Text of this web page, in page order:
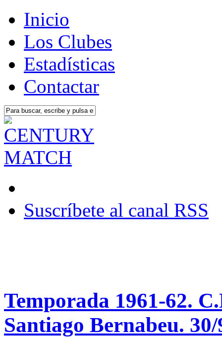
Inicio
Los Clubes
Estadísticas
Contactar
Suscríbete al canal RSS
Temporada 1961-62.
Santiago Bernabeu.